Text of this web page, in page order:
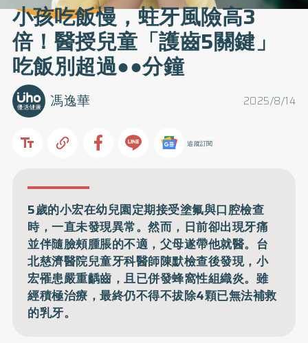
小孩吃飯慢，蛀牙風險高3
倍！醫授兒童「護齒5關鍵」
吃飯別超過●●分鐘
2025/8/14
馮逸華
追蹤訂閱
5歲的小宏在幼兒園定期接受塗氟與口腔檢查
時，一直未發現異常。然而，日前卻出現牙痛
並伴隨臉頰腫脹的不適，父母遂帶他就醫。台
北慈濟醫院兒童牙科醫師陳默檢查後發現，小
宏罹患嚴重齲齒，且已併發蜂窩性組織炎。雖
經積極治療，最終仍不得不拔除4顆已無法補救
的乳牙。